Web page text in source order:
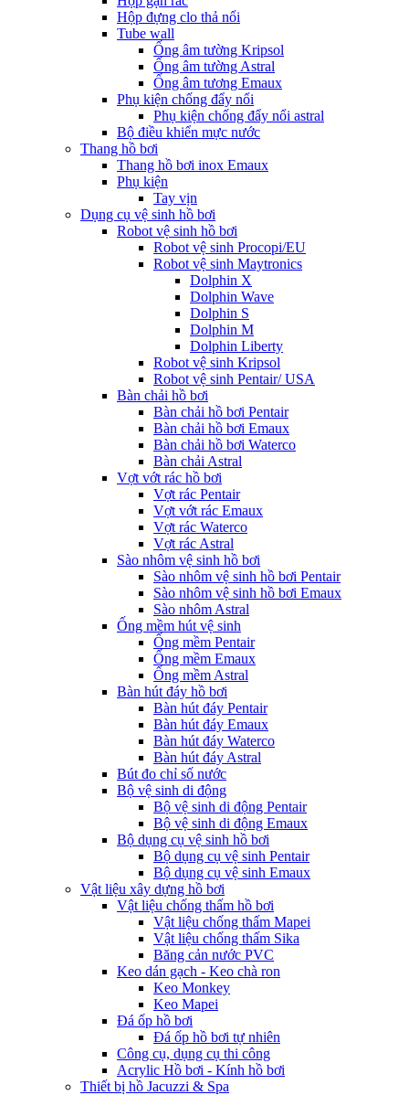
Hộp đựng clo thả nổi
Tube wall
Ống âm tường Kripsol
Ống âm tường Astral
Ống âm tương Emaux
Phụ kiện chống đẩy nổi
Phụ kiện chống đẩy nổi astral
Bộ điều khiển mực nước
Thang hồ bơi
Thang hồ bơi inox Emaux
Phụ kiện
Tay vịn
Dụng cụ vệ sinh hồ bơi
Robot vệ sinh hồ bơi
Robot vệ sinh Procopi/EU
Robot vệ sinh Maytronics
Dolphin X
Dolphin Wave
Dolphin S
Dolphin M
Dolphin Liberty
Robot vệ sinh Kripsol
Robot vệ sinh Pentair/ USA
Bàn chải hồ bơi
Bàn chải hồ bơi Pentair
Bàn chải hồ bơi Emaux
Bàn chải hồ bơi Waterco
Bàn chải Astral
Vợt vớt rác hồ bơi
Vợt rác Pentair
Vợt vớt rác Emaux
Vợt rác Waterco
Vợt rác Astral
Sào nhôm vệ sinh hồ bơi
Sào nhôm vệ sinh hồ bơi Pentair
Sào nhôm vệ sinh hồ bơi Emaux
Sào nhôm Astral
Ống mềm hút vệ sinh
Ống mềm Pentair
Ống mềm Emaux
Ống mềm Astral
Bàn hút đáy hồ bơi
Bàn hút đáy Pentair
Bàn hút đáy Emaux
Bàn hút đáy Waterco
Bàn hút đáy Astral
Bút đo chỉ số nước
Bộ vệ sinh di động
Bộ vệ sinh di động Pentair
Bộ vệ sinh di động Emaux
Bộ dụng cụ vệ sinh hồ bơi
Bộ dụng cụ vệ sinh Pentair
Bộ dụng cụ vệ sinh Emaux
Vật liệu xây dựng hồ bơi
Vật liệu chống thấm hồ bơi
Vật liệu chống thấm Mapei
Vật liệu chống thấm Sika
Băng cản nước PVC
Keo dán gạch - Keo chà ron
Keo Monkey
Keo Mapei
Đá ốp hồ bơi
Đá ốp hồ bơi tự nhiên
Công cụ, dụng cụ thi công
Acrylic Hồ bơi - Kính hồ bơi
Thiết bị hồ Jacuzzi & Spa